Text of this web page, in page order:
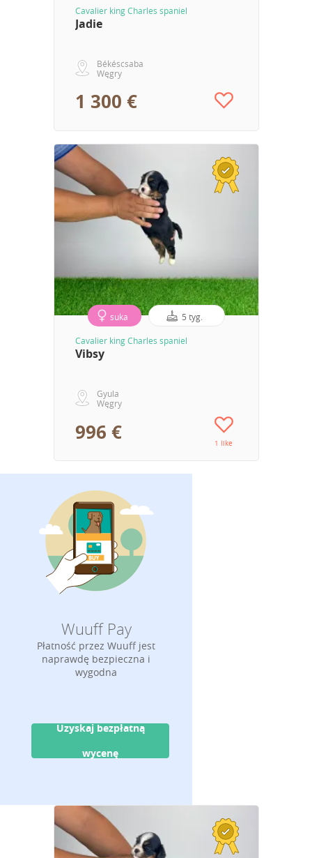
Cavalier king Charles spaniel
Jadie
Békéscsaba
Węgry
1 300 €
suka 5 tyg.
Cavalier king Charles spaniel
Vibsy
Gyula
Węgry
996 € 1 like
Wuuff Pay
Płatność przez Wuuff jest
naprawdę bezpieczna i
wygodna
Uzyskaj bezpłatną
wycenę